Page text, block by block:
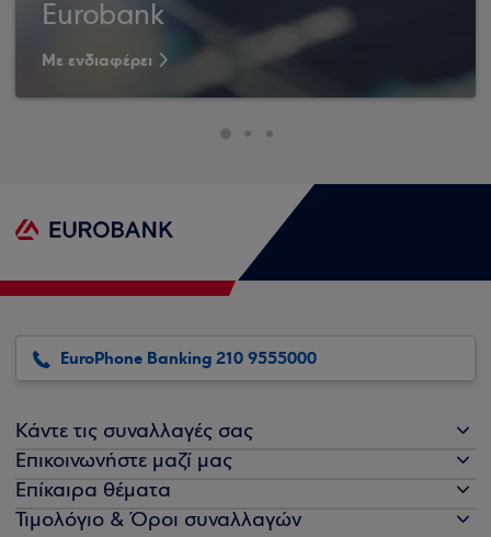
Eurobank
Με ενδιαφέρει
EuroPhone Banking 210 9555000
Κάντε τις συναλλαγές σας
Επικοινωνήστε μαζί μας
Επίκαιρα θέματα
Τιμολόγιο & Όροι συναλλαγών